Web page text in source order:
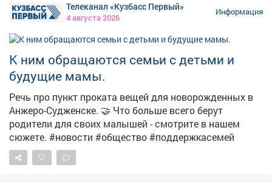
вплоть до пожизненного лишения свободы! Не
поддавайся на провокации и не распространяй
сомнительный контент. Перед тем как поставить лайк,
сделать репост или отправить сообщение, задумайся
о последствиях. 🚫 Если ты столкнулся с
подозрительным предложением в сети или в жизни,
немедленно прекрати диалог и сообщи: ▫Горячая
линия ФСБ: 8 800 224 22 22; ▫Горячая линия
«Экстремизму - НЕТ!»: resurs-center.ru/hotline.
Телеканал «Кузбасс Первый»
4 августа 2026
Информация
К ним обращаются семьи с детьми и
будущие мамы.
Речь про пункт проката вещей для новорожденных в
Анжеро-Судженске. 🤝 Что больше всего берут
родители для своих малышей - смотрите в нашем
сюжете. #новости #общество #поддержкасемей